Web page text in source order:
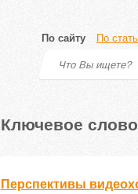
По сайту По
Ключевое
Перспективы